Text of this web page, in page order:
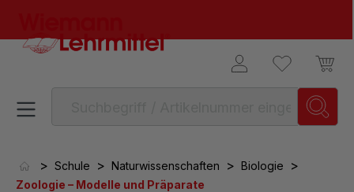
> Schule > Naturwissenschaften > Biologie >
Zoologie – Modelle und Präparate